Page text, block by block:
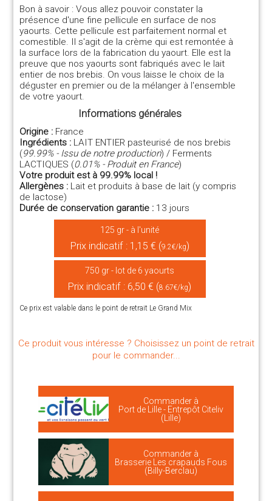
Bon à savoir : Vous allez pouvoir constater la
présence d'une fine pellicule en surface de nos
yaourts. Cette pellicule est parfaitement normal et
comestible. Il s'agit de la crème qui est remontée à
la surface lors de la fabrication du yaourt. Elle est la
preuve que nos yaourts sont fabriqués avec le lait
entier de nos brebis. On vous laisse le choix de la
déguster en premier ou de la mélanger à l'ensemble
de votre yaourt.
Informations générales
Origine : France
Ingrédients : LAIT ENTIER pasteurisé de nos brebis
(99.99% - Issu de notre production) / Ferments
LACTIQUES (0.01% - Produit en France)
Votre produit est à 99.99% local !
Allergènes : Lait et produits à base de lait (y compris
de lactose)
Durée de conservation garantie : 13 jours
125 gr - à l'unité
Prix indicatif : 1,15 € (9.2€/kg)
750 gr - lot de 6 yaourts
Prix indicatif : 6,50 € (8.67€/kg)
Ce prix est valable dans le point de retrait Le Grand Mix
Ce produit vous intéresse ? Choisissez un point de retrait
pour le commander...
Commander à
Port de Lille - Entrepôt Citeliv
(Lille)
Commander à
Brasserie Les crapauds Fous
(Billy-Berclau)